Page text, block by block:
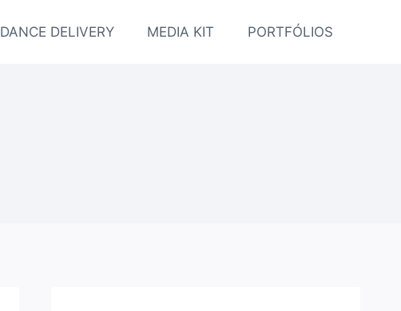
DANCE DELIVERY MEDIA KIT PORTFÓLIOS